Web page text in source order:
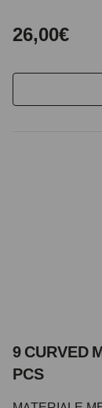
26,00€
9 CURVED
PCS